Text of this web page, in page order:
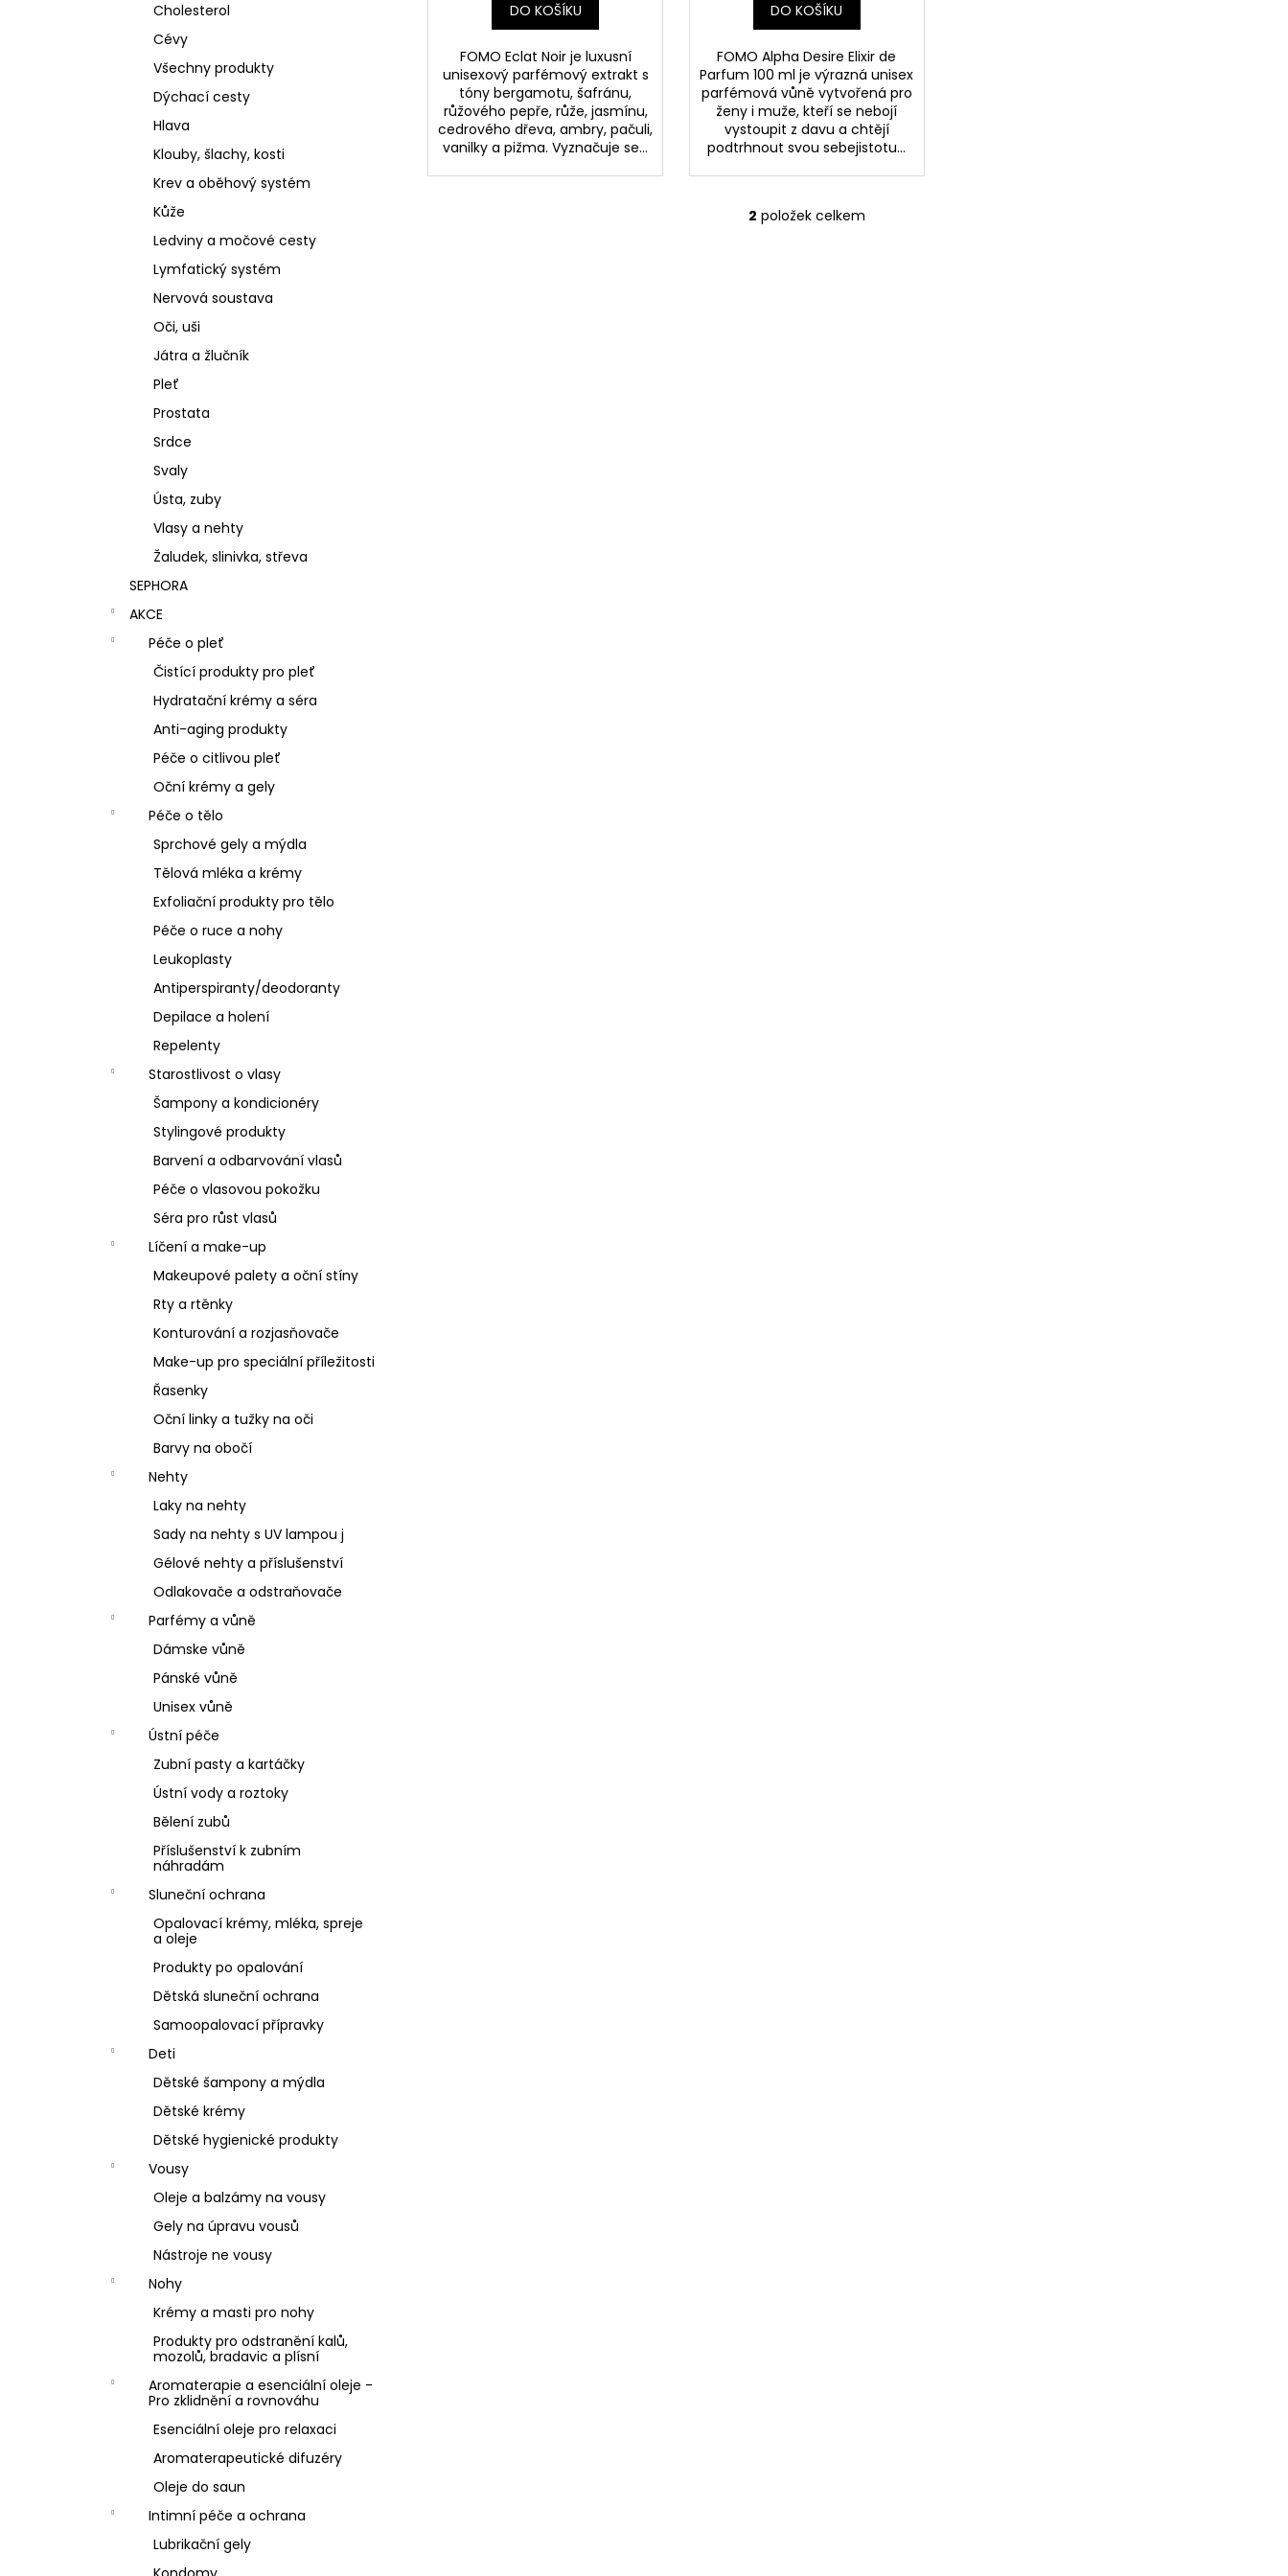
Cholesterol
Cévy
Všechny produkty
Dýchací cesty
Hlava
Klouby, šlachy, kosti
Krev a oběhový systém
Kůže
Ledviny a močové cesty
Lymfatický systém
Nervová soustava
Oči, uši
Játra a žlučník
Pleť
Prostata
Srdce
Svaly
Ústa, zuby
Vlasy a nehty
Žaludek, slinivka, střeva
SEPHORA
AKCE
Péče o pleť
Čistící produkty pro pleť
Hydratační krémy a séra
Anti-aging produkty
Péče o citlivou pleť
Oční krémy a gely
Péče o tělo
Sprchové gely a mýdla
Tělová mléka a krémy
Exfoliační produkty pro tělo
Péče o ruce a nohy
Leukoplasty
Antiperspiranty/deodoranty
Depilace a holení
Repelenty
Starostlivost o vlasy
Šampony a kondicionéry
Stylingové produkty
Barvení a odbarvování vlasů
Péče o vlasovou pokožku
Séra pro růst vlasů
Líčení a make-up
Makeupové palety a oční stíny
Rty a rtěnky
Konturování a rozjasňovače
Make-up pro speciální příležitosti
Řasenky
Oční linky a tužky na oči
Barvy na obočí
Nehty
Laky na nehty
Sady na nehty s UV lampou j
Gélové nehty a příslušenství
Odlakovače a odstraňovače
Parfémy a vůně
Dámske vůně
Pánské vůně
Unisex vůně
Ústní péče
Zubní pasty a kartáčky
Ústní vody a roztoky
Bělení zubů
Příslušenství k zubním
náhradám
Sluneční ochrana
Opalovací krémy, mléka, spreje
a oleje
Produkty po opalování
Dětská sluneční ochrana
Samoopalovací přípravky
Deti
Dětské šampony a mýdla
Dětské krémy
Dětské hygienické produkty
Vousy
Oleje a balzámy na vousy
Gely na úpravu vousů
Nástroje ne vousy
Nohy
Krémy a masti pro nohy
Produkty pro odstranění kalů,
mozolů, bradavic a plísní
Aromaterapie a esenciální oleje -
Pro zklidnění a rovnováhu
Esenciální oleje pro relaxaci
Aromaterapeutické difuzéry
Oleje do saun
Intimní péče a ochrana
Lubrikační gely
DO KOŠÍKU
FOMO Eclat Noir je luxusní
unisexový parfémový extrakt s
tóny bergamotu, šafránu,
růžového pepře, růže, jasmínu,
cedrového dřeva, ambry, pačuli,
vanilky a pižma. Vyznačuje se...
DO KOŠÍKU
FOMO Alpha Desire Elixir de
Parfum 100 ml je výrazná unisex
parfémová vůně vytvořená pro
ženy i muže, kteří se nebojí
vystoupit z davu a chtějí
podtrhnout svou sebejistotu...
O
2 položek celkem